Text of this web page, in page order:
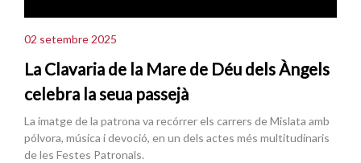
02 setembre 2025
La Clavaria de la Mare de Déu dels Àngels
celebra la seua passejà
La imatge de la patrona va recórrer els carrers de Mislata amb
pólvora, música i devoció, en un dels actes més multitudinaris
de les Festes Patronals.